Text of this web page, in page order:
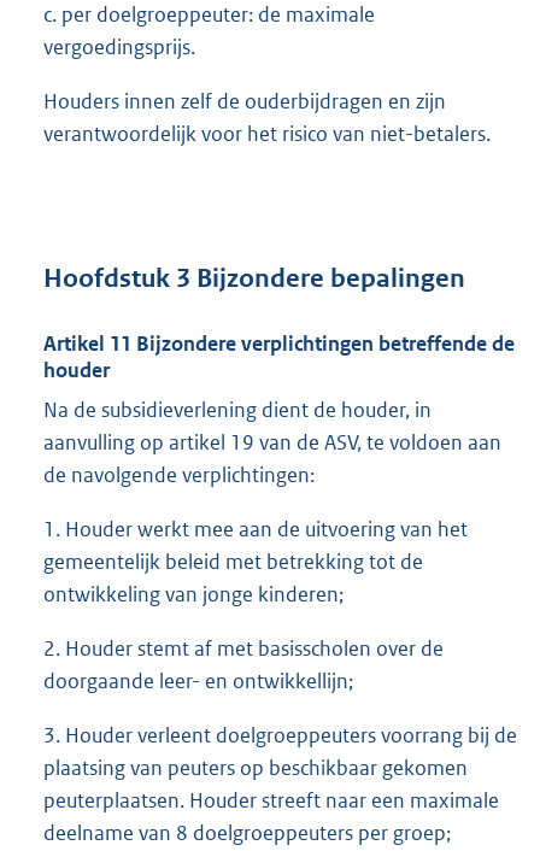
c. per doelgroeppeuter: de maximale
vergoedingsprijs.
Houders innen zelf de ouderbijdragen en zijn
verantwoordelijk voor het risico van niet-betalers.
Hoofdstuk 3 Bijzondere bepalingen
Artikel 11 Bijzondere verplichtingen betreffende de
houder
Na de subsidieverlening dient de houder, in
aanvulling op artikel 19 van de ASV, te voldoen aan
de navolgende verplichtingen:
1. Houder werkt mee aan de uitvoering van het
gemeentelijk beleid met betrekking tot de
ontwikkeling van jonge kinderen;
2. Houder stemt af met basisscholen over de
doorgaande leer- en ontwikkellijn;
3. Houder verleent doelgroeppeuters voorrang bij de
plaatsing van peuters op beschikbaar gekomen
peuterplaatsen. Houder streeft naar een maximale
deelname van 8 doelgroeppeuters per groep;